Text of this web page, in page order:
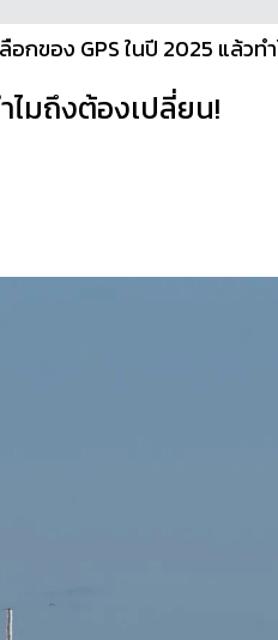
อกของ GPS ในปี 2025 แล้วท
ไมถึงต้องเปลี่ยน!